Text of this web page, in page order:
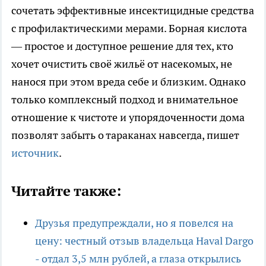
сочетать эффективные инсектицидные средства
с профилактическими мерами. Борная кислота
— простое и доступное решение для тех, кто
хочет очистить своё жильё от насекомых, не
нанося при этом вреда себе и близким. Однако
только комплексный подход и внимательное
отношение к чистоте и упорядоченности дома
позволят забыть о тараканах навсегда, пишет
источник.
Читайте также:
Друзья предупреждали, но я повелся на
цену: честный отзыв владельца Haval Dargo
- отдал 3,5 млн рублей, а глаза открылись